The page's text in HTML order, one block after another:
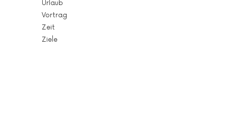
Urlaub
Vortrag
Zeit
Ziele